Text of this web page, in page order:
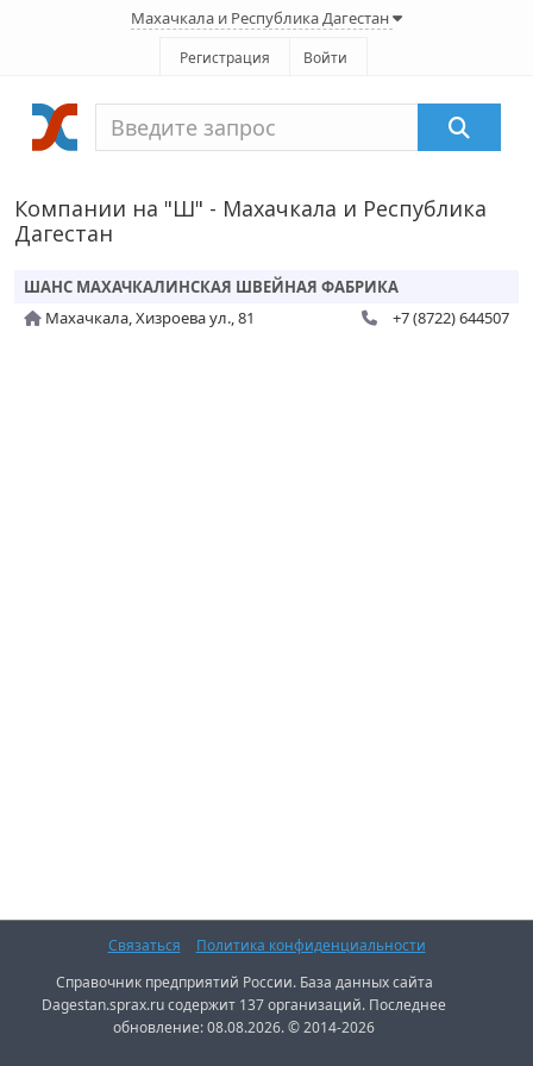
Махачкала и Республика Дагестан
Регистрация Войти
Компании на "Ш" - Махачкала и Республика
Дагестан
ШАНС МАХАЧКАЛИНСКАЯ ШВЕЙНАЯ ФАБРИКА
Махачкала, Хизроева ул., 81
+7 (8722) 644507
Связаться
Политика конфиденциальности
Справочник предприятий России. База данных сайта
Dagestan.sprax.ru содержит 137 организаций. Последнее
обновление: 08.08.2026. © 2014-2026